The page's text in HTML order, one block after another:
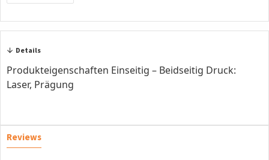
Details
Produkteigenschaften Einseitig – Beidseitig Druck:
Laser, Prägung
Reviews